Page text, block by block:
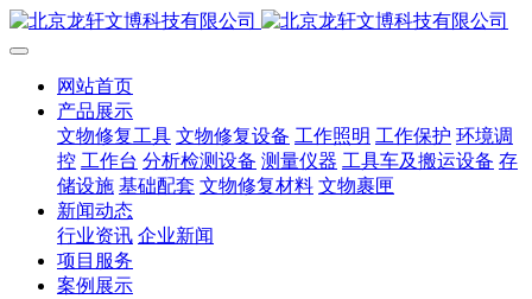
网站首页
产品展示
文物修复工具 文物修复设备 工作照明 工作保护 环境调
控 工作台 分析检测设备 测量仪器 工具车及搬运设备 存
储设施 基础配套 文物修复材料 文物裹匣
新闻动态
行业资讯 企业新闻
项目服务
案例展示